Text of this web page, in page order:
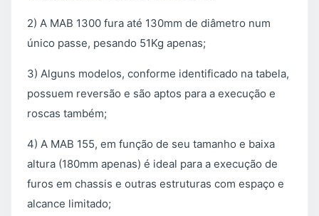
2) A MAB 1300 fura até 130mm de diâmetro num
único passe, pesando 51Kg apenas;
3) Alguns modelos, conforme identificado na tabela,
possuem reversão e são aptos para a execução e
roscas também;
4) A MAB 155, em função de seu tamanho e baixa
altura (180mm apenas) é ideal para a execução de
furos em chassis e outras estruturas com espaço e
alcance limitado;